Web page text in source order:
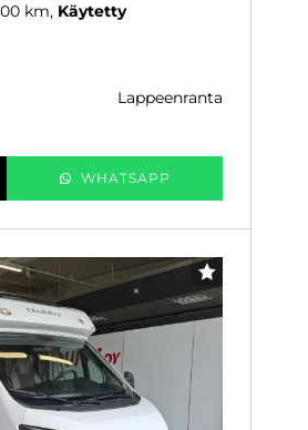
km Käytetty
lappeenranta
WHATSAPP
FAVORITER